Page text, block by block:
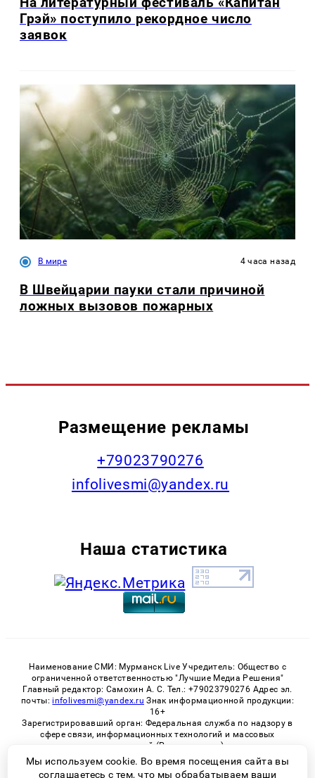
Грэй» поступило рекордное число
заявок
В мире 4 часа назад
В Швейцарии пауки стали причиной
ложных вызовов пожарных
Размещение рекламы
+79023790276
infolivesmi@yandex.ru
Наша статистика
Наименование СМИ: Мурманск Live Учредитель: Общество с
ограниченной ответственностью "Лучшие Медиа Решения"
Главный редактор: Самохин А. С. Тел.: +79023790276 Адрес эл.
почты: infolivesmi@yandex.ru Знак информационной продукции:
16+
Зарегистрировавший орган: Федеральная служба по надзору в
сфере связи, информационных технологий и массовых
коммуникаций (Роскомнадзор)
Регистрационный номер СМИ ЭЛ № ФС 77 - 82534 от 21.01.2022
Мы используем cookie. Во время посещения сайта вы
соглашаетесь с тем, что мы обрабатываем ваши